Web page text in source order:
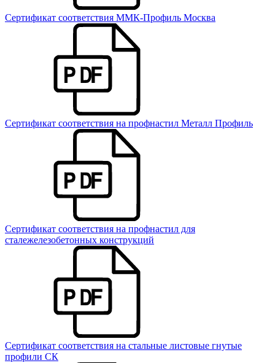
Сертификат соответствия ММК-Профиль Москва
Сертификат соответствия на профнастил Металл Профиль
Сертификат соответствия на профнастил для
сталежелезобетонных конструкций
Сертификат соответствия на стальные листовые гнутые
профили СК